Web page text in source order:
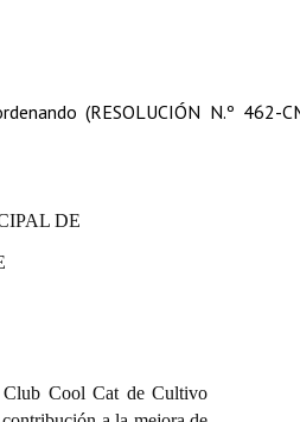
(RESOLUCIÓN N.º 462-
DE
Club Cool Cat de Cultivo